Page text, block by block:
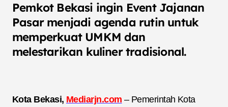
Pemkot Bekasi ingin Event Jajanan
Pasar menjadi agenda rutin untuk
memperkuat UMKM dan
melestarikan kuliner tradisional.
Kota Bekasi, Mediarjn.com – Pemerintah Kota